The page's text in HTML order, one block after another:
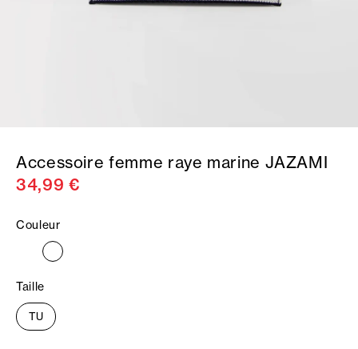
Accessoire femme raye marine JAZAMI
34,99 €
Couleur
Taille
TU